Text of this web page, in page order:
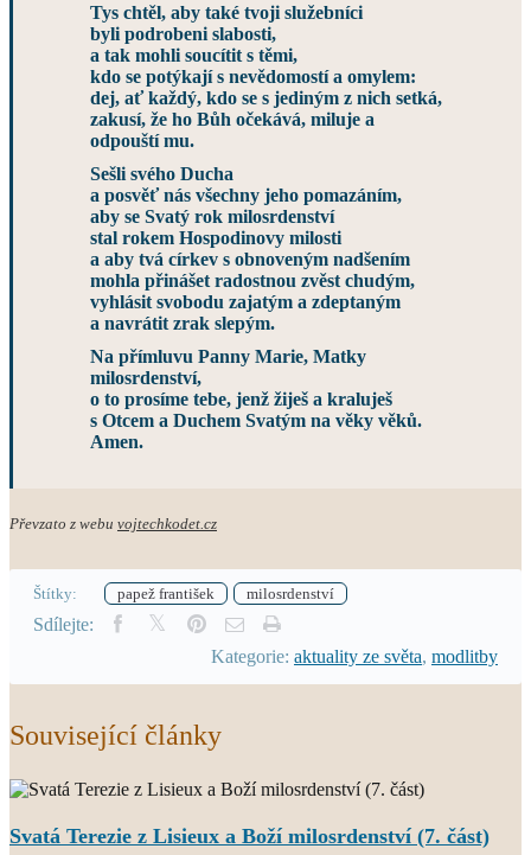
Tys chtěl, aby také tvoji služebníci
byli podrobeni slabosti,
a tak mohli soucítit s těmi,
kdo se potýkají s nevědomostí a omylem:
dej, ať každý, kdo se s jediným z nich setká,
zakusí, že ho Bůh očekává, miluje a
odpouští mu.
Sešli svého Ducha
a posvěť nás všechny jeho pomazáním,
aby se Svatý rok milosrdenství
stal rokem Hospodinovy milosti
a aby tvá církev s obnoveným nadšením
mohla přinášet radostnou zvěst chudým,
vyhlásit svobodu zajatým a zdeptaným
a navrátit zrak slepým.
Na přímluvu Panny Marie, Matky
milosrdenství,
o to prosíme tebe, jenž žiješ a kraluješ
s Otcem a Duchem Svatým na věky věků.
Amen.
Převzato z webu vojtechkodet.cz
Štítky: papež františek milosrdenství
Sdílejte:
Kategorie: aktuality ze světa, modlitby
Související články
Svatá Terezie z Lisieux a Boží milosrdenství (7. část)